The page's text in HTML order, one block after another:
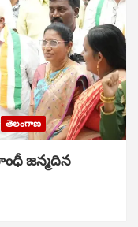
తెలంగాణ
జ‌న్మ‌దిన